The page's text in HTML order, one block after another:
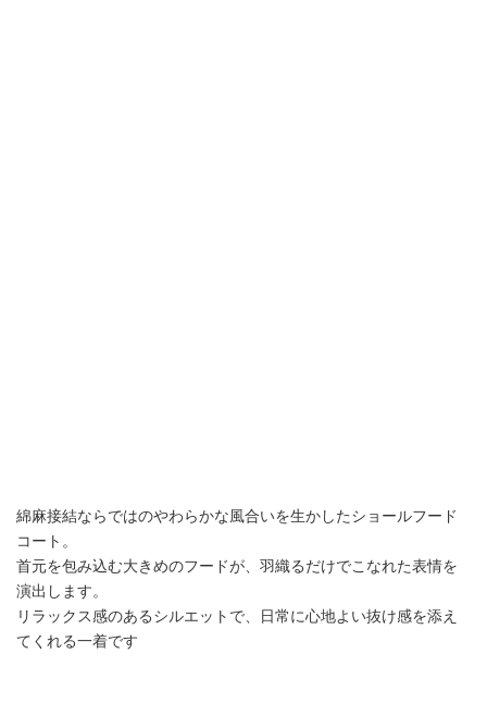
綿麻接結ならではのやわらかな風合いを生かしたショールフード
コート。
首元を包み込む大きめのフードが、羽織るだけでこなれた表情を
演出します。
リラックス感のあるシルエットで、日常に心地よい抜け感を添え
てくれる一着です